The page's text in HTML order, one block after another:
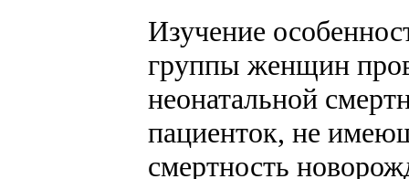
Изучение
группы женщин
неонатальной
пациенток, не
смертность